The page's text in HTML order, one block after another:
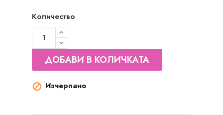
Количество
ДОБАВИ В КОЛИЧКАТА
 Изчерпано